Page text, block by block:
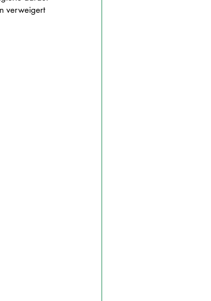
verweigert